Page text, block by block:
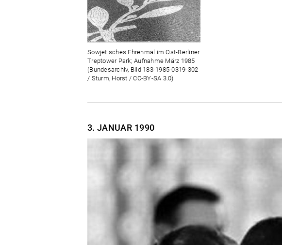
Sowjetisches Ehrenmal im Ost-Berliner
Treptower Park; Aufnahme März 1985
(Bundesarchiv, Bild 183-1985-0319-302
/ Sturm, Horst / CC-BY-SA 3.0)
3. JANUAR 1990